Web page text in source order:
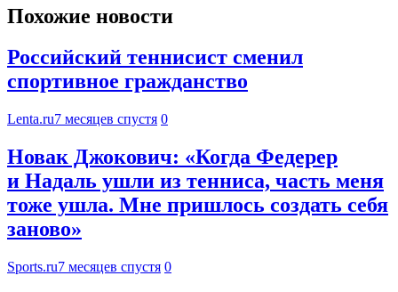
Похожие новости
Российский теннисист сменил
спортивное гражданство
Lenta.ru7 месяцев спустя 0
Новак Джокович: «Когда Федерер
и Надаль ушли из тенниса, часть меня
тоже ушла. Мне пришлось создать себя
заново»
Sports.ru7 месяцев спустя 0